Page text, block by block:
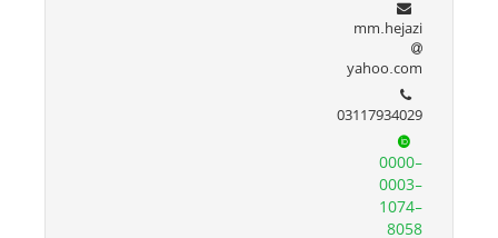
mm.hejazi
yahoo.com
03117934029
0000-
0003-
1074-
8058